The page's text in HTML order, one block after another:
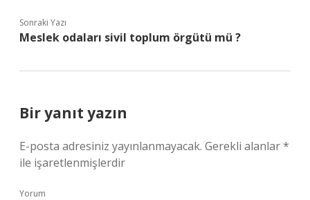
Sonraki Yazı
Meslek odaları sivil toplum örgütü mü ?
Bir yanıt yazın
E-posta adresiniz yayınlanmayacak. Gerekli alanlar*
ile işaretlenmişlerdir
Yorum